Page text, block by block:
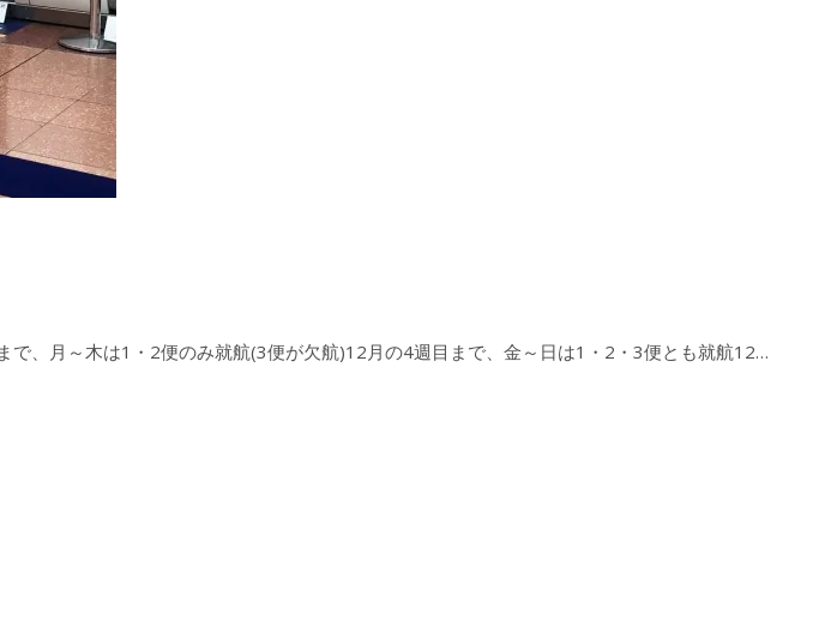
、月～木は1・2便のみ就航(3便が欠航)12月の4週目まで、金～日は1・2・3便とも就航12…